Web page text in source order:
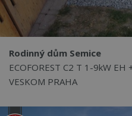
Rodinný dům Semice
VESKOM PRAHA